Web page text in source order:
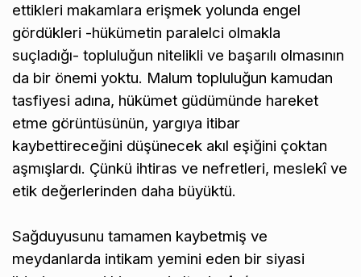
ettikleri makamlara erişmek yolunda engel
gördükleri -hükümetin paralelci olmakla
suçladığı- topluluğun nitelikli ve başarılı olmasının
da bir önemi yoktu. Malum topluluğun kamudan
tasfiyesi adına, hükümet güdümünde hareket
etme görüntüsünün, yargıya itibar
kaybettireceğini düşünecek akıl eşiğini çoktan
aşmışlardı. Çünkü ihtiras ve nefretleri, meslekî ve
etik değerlerinden daha büyüktü.
Sağduyusunu tamamen kaybetmiş ve
meydanlarda intikam yemini eden bir siyasi